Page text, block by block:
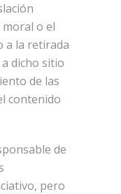
o el
a la retirada
dicho sitio
de las
contenido
de
pero